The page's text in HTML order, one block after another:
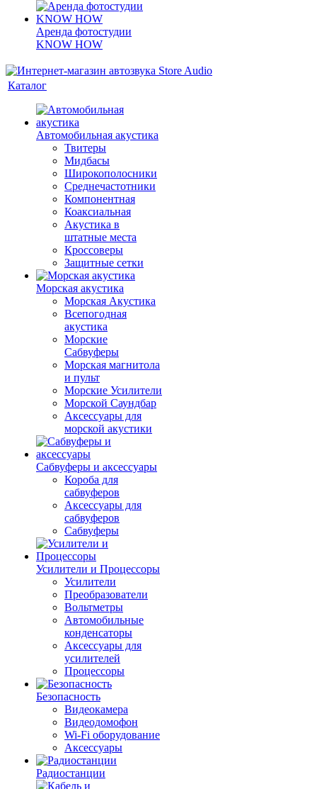
Аренда фотостудии
KNOW HOW
Каталог
Автомобильная акустика
Твитеры
Мидбасы
Широкополосники
Среднечастотники
Компонентная
Коаксиальная
Акустика в
штатные места
Кроссоверы
Защитные сетки
Морская акустика
Морская Акустика
Всепогодная
акустика
Морские
Сабвуферы
Морская магнитола
и пульт
Морские Усилители
Морской Cаундбар
Аксессуары для
морской акустики
Сабвуферы и аксессуары
Короба для
сабвуферов
Аксессуары для
сабвуферов
Сабвуферы
Усилители и Процессоры
Усилители
Преобразователи
Вольтметры
Автомобильные
конденсаторы
Аксессуары для
усилителей
Процессоры
Безопасность
Видеокамера
Видеодомофон
Wi-Fi оборудование
Аксессуары
Радиостанции